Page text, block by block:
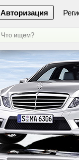
Авторизация